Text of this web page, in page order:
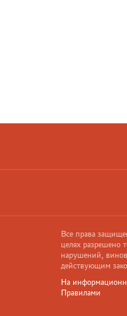
Все права
целях разрешено
нарушений,
действующим
На
Правилами